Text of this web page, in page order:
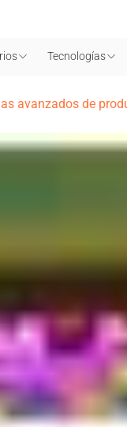
Tecnologías
avanzados de